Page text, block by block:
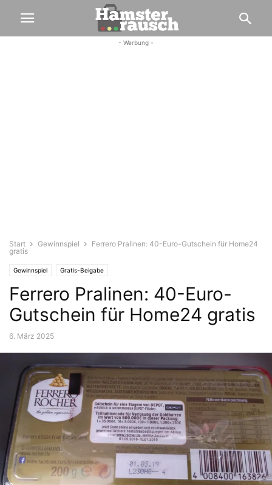
- Werbung -
Start Gewinnspiel
Ferrero Pralinen: 40-Euro-Gutschein für Home24
gratis
Gewinnspiel Gratis-Beigabe
Ferrero Pralinen: 40-Euro-
Gutschein für Home24 gratis
6. März 2025